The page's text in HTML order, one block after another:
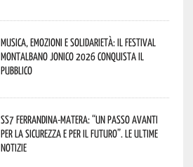
Musica, emozioni e solidarietà: il Festival
Montalbano Jonico 2026 conquista il
pubblico
SS7 Ferrandina-Matera: “Un passo avanti
per la sicurezza e per il futuro”. Le ultime
notizie